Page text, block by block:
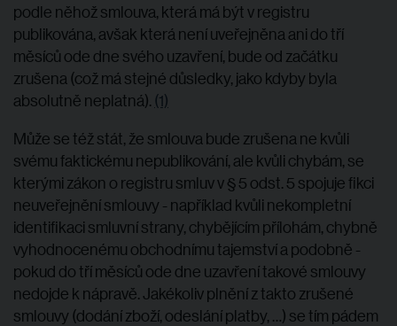
podle něhož smlouva, která má být v registru
publikována, avšak která není uveřejněna ani do tří
měsíců ode dne svého uzavření, bude od začátku
zrušena (což má stejné důsledky, jako kdyby byla
absolutně neplatná). (1)
Může se též stát, že smlouva bude zrušena ne kvůli
svému faktickému nepublikování, ale kvůli chybám, se
kterými zákon o registru smluv v § 5 odst. 5 spojuje fikci
neuveřejnění smlouvy - například kvůli nekompletní
identifikaci smluvní strany, chybějícím přílohám, chybně
vyhodnocenému obchodnímu tajemství a podobně -
pokud do tří měsíců ode dne uzavření takové smlouvy
nedojde k nápravě. Jakékoliv plnění z takto zrušené
smlouvy (dodání zboží, odeslání platby, …) se tím pádem